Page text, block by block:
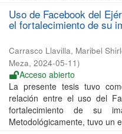
Uso de Facebook del
el fortalecimiento de su
Carrasco Llavilla, Maribel
Meza, 2024-05-11)
Acceso abierto
La presente tesis tuvo
relación entre el uso del
fortalecimiento de su
Metodológicamente, tuvo un